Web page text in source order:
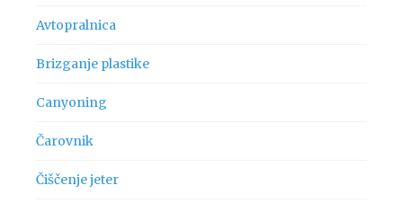
Avtopralnica
Brizganje plastike
Canyoning
Čarovnik
Čiščenje jeter